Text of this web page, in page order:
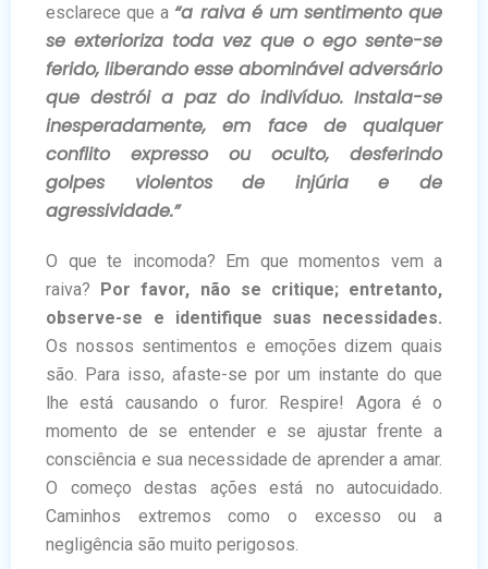
esclarece que a“a raiva é um sentimento que
se exterioriza toda vez que o ego sente-se
ferido, liberando esse abominável adversário
que destrói a paz do indivíduo. Instala-se
inesperadamente, em face de qualquer
conflito expresso ou oculto, desferindo
golpes violentos de injúria e de
agressividade.”
O que te incomoda? Em que momentos vem a
raiva?
Por favor, não se critique; entretanto,
observe-se e identifique suas necessidades.
Os nossos sentimentos e emoções dizem quais
são. Para isso, afaste-se por um instante do que
lhe está causando o furor. Respire! Agora é o
momento de se entender e se ajustar frente a
consciência e sua necessidade de aprender a amar.
O começo destas ações está no autocuidado.
Caminhos extremos como o excesso ou a
negligência são muito perigosos.